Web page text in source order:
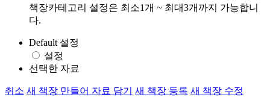
책장카테고리 설정은 최소1개 ~ 최대3개까지 가능합니
다.
Default 설정
설정
선택한 자료
취소 새 책장 만들어 자료 담기 새 책장 등록 새 책장 수정